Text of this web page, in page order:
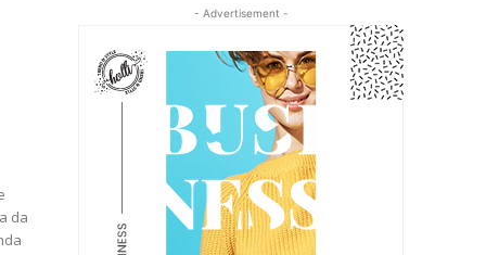
da
- Advertisement -